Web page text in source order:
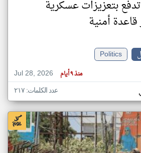
تدفع بتعزيزات عسكرية
أمنية
Politics
Jul 28, 2026
منذ ٩ أيام
عدد الكلمات: ٢١٧